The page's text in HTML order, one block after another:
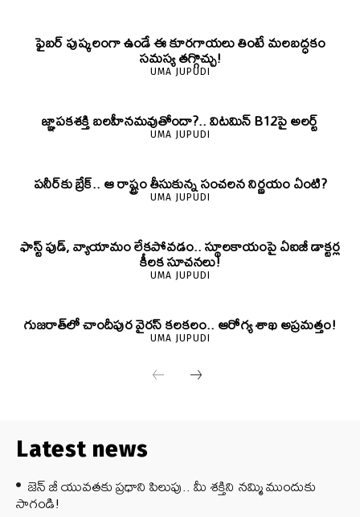
ఫైబర్‌ పుష్కలంగా ఉండే ఈ కూరగాయలు తింటే మలబద్ధకం
సమస్య తగ్గొచ్చు!
UMA JUPUDI
జ్ఞాపకశక్తి బలహీనమవుతోందా?.. విటమిన్ B12పై అలర్ట్
UMA JUPUDI
పనీర్‌కు బ్రేక్.. ఆ రాష్ట్రం తీసుకున్న సంచలన నిర్ణయం ఏంటి?
UMA JUPUDI
ఫాస్ట్ ఫుడ్, వ్యాయామం లేకపోవడం.. స్థూలకాయంపై ఏఐజీ డాక్టర్ల
కీలక సూచనలు!
UMA JUPUDI
గుజరాత్‌లో చాందీపుర వైరస్ కలకలం.. ఆరోగ్య శాఖ అప్రమత్తం!
UMA JUPUDI
Latest news
జెన్‌ జీ యువతకు ప్రధాని పిలుపు.. మీ శక్తిని నమ్మి ముందుకు
సాగండి!